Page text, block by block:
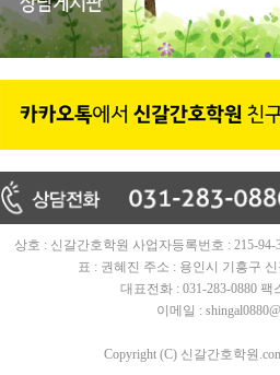
상호 : 신갈간호학원 사업자등록번호 : 215-94-
표 : 권혜진 주소 : 용인시 기흥구
대표전화 : 031-283-0880 팩
이메일 :
Copyright (C) 신갈간호학원